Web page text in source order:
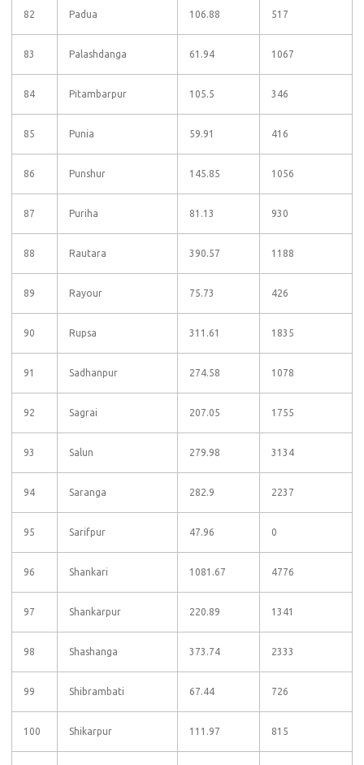
82 Padua 106.88 517
83 Palashdanga 61.94 1067
84 Pitambarpur 105.5 346
85 Punia 59.91 416
86 Punshur 145.85 1056
87 Puriha 81.13 930
88 Rautara 390.57 1188
89 Rayour 75.73 426
90 Rupsa 311.61 1835
91 Sadhanpur 274.58 1078
92 Sagrai 207.05 1755
93 Salun 279.98 3134
94 Saranga 282.9 2237
95 Sarifpur 47.96 0
96 Shankari 1081.67 4776
97 Shankarpur 220.89 1341
98 Shashanga 373.74 2333
99 Shibrambati 67.44 726
100 Shikarpur 111.97 815